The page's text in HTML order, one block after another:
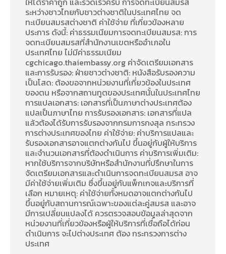
ระหว่างชาวไทยกับชาวต่างชาติในประเทศไทย จด
ทะเบียนสมรสต่างชาติ ค่าใช้จ่าย ที่เกี่ยวข้องหลาย
ประการ ดังนี้: ค่าธรรมเนียมการจดทะเบียนสมรส: การ
จดทะเบียนสมรสที่สำนักงานเขตหรืออำเภอใน
ประเทศไทย ไม่มีค่าธรรมเนียม
cgchicago.thaiembassy.org ค่าจัดเตรียมเอกสาร
และการรับรอง: ฝ่ายชาวต่างชาติ: หนังสือรับรองความ
เป็นโสด: ต้องขอจากหน่วยงานที่เกี่ยวข้องในประเทศ
ของตน หรือจากสถานทูตของประเทศนั้นในประเทศไทย
การแปลเอกสาร: เอกสารที่เป็นภาษาต่างประเทศต้อง
แปลเป็นภาษาไทย การรับรองเอกสาร: เอกสารที่แปล
แล้วต้องได้รับการรับรองจากกรมการกงสุล กระทรวง
การต่างประเทศของไทย ค่าใช้จ่าย: ค่าบริการแปลและ
รับรองเอกสารอาจแตกต่างกันไป ขึ้นอยู่กับผู้ให้บริการ
และจำนวนเอกสารที่ต้องดำเนินการ ค่าบริการเพิ่มเติม:
หากใช้บริการจากบริษัทหรือสำนักงานที่ปรึกษาในการ
จัดเตรียมเอกสารและดำเนินการจดทะเบียนสมรส อาจ
มีค่าใช้จ่ายเพิ่มเติม ซึ่งขึ้นอยู่กับแพ็กเกจและบริการที่
เลือก หมายเหตุ: ค่าใช้จ่ายทั้งหมดอาจแตกต่างกันไป
ขึ้นอยู่กับสถานการณ์เฉพาะของแต่ละคู่สมรส และอาจ
มีการเปลี่ยนแปลงได้ ควรตรวจสอบข้อมูลล่าสุดจาก
หน่วยงานที่เกี่ยวข้องหรือผู้ให้บริการที่เชื่อถือได้ก่อน
ดำเนินการ จะไปต่างประเทศ ต้อง กระทรวงการต่าง
ประเทศ